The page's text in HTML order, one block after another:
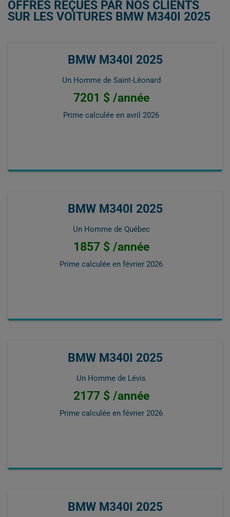
OFFRES REÇUES PAR NOS CLIENTS
SUR LES VOITURES BMW M340I 2025
BMW M340I 2025
Un Homme de Saint-Léonard
7201 $ /année
Prime calculée en avril 2026
BMW M340I 2025
Un Homme de Québec
1857 $ /année
Prime calculée en février 2026
BMW M340I 2025
Un Homme de Lévis
2177 $ /année
Prime calculée en février 2026
BMW M340I 2025